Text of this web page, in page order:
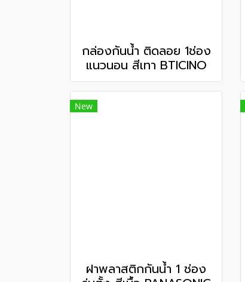
กล่องกันน้ำ ติดลอย 1ช่อง
แนวนอน สีเทา BTICINO
New
ฝาพลาสติกกันน้ำ 1 ช่อง